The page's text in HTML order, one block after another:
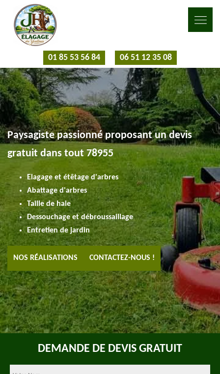
01 85 53 56 84 06 51 12 35 08
Paysagiste passionné proposant un devis
gratuit dans tout 78955
Elagage et étêtage d'arbres
Abattage d'arbres
Taille de haie
Dessouchage et débroussaillage
Entretien de jardin
NOS RÉALISATIONS CONTACTEZ-NOUS !
DEMANDE DE DEVIS GRATUIT